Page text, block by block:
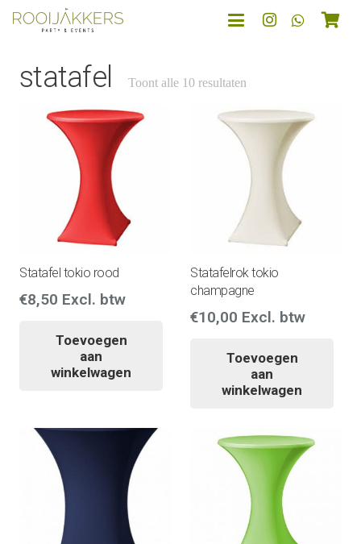
statafel Toont alle 10 resultaten
Statafel tokio rood
€8,50 Excl. btw
Toevoegen
aan
winkelwagen
Statafelrok tokio
champagne
€10,00 Excl. btw
Toevoegen
aan
winkelwagen